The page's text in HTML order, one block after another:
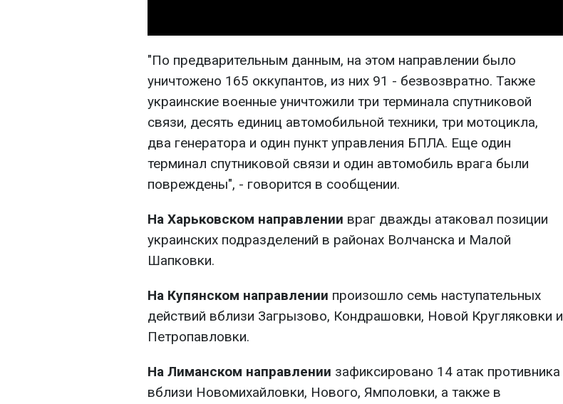
"По предварительным данным, на этом направлении было
уничтожено 165 оккупантов, из них 91 - безвозвратно. Также
украинские военные уничтожили три терминала спутниковой
связи, десять единиц автомобильной техники, три мотоцикла,
два генератора и один пункт управления БПЛА. Еще один
терминал спутниковой связи и один автомобиль врага были
повреждены", - говорится в сообщении.
На Харьковском направлении враг дважды атаковал позиции
украинских подразделений в районах Волчанска и Малой
Шапковки.
На Купянском направлении произошло семь наступательных
действий вблизи Загрызово, Кондрашовки, Новой Кругляковки и
Петропавловки.
На Лиманском направлении зафиксировано 14 атак противника
вблизи Новомихайловки, Нового, Ямполовки, а также в